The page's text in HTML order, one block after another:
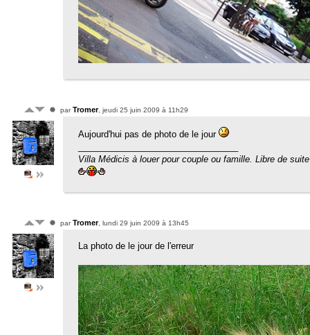
parTromer, jeudi 25 juin 2009 à 11h29
Aujourd'hui pas de photo de le jour
Villa Médicis à louer pour couple ou famille. Libre de
parTromer, lundi 29 juin 2009 à 13h45
La photo de le jour de l'erreur